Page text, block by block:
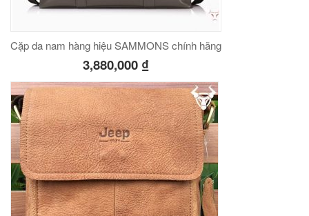
Cặp da nam hàng hiệu SAMMONS chính hãng
3,880,000 ₫